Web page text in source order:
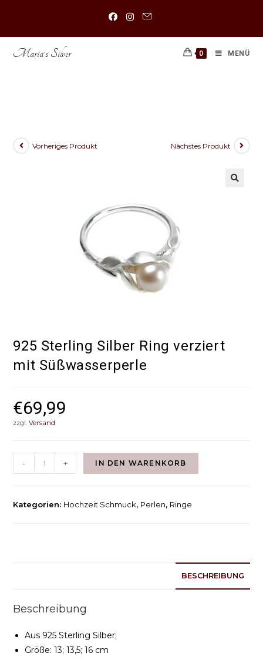
Maria´s Silver 0 MENÜ
Vorheriges Produkt Nächstes Produkt
925 Sterling Silber Ring verziert
mit Süßwasserperle
€69,99
zzgl.Versand
- + IN DEN WARENKORB
Kategorien: Hochzeit Schmuck, Perlen, Ringe
BESCHREIBUNG
Beschreibung
Aus 925 Sterling Silber;
Größe: 13; 13,5; 16 cm